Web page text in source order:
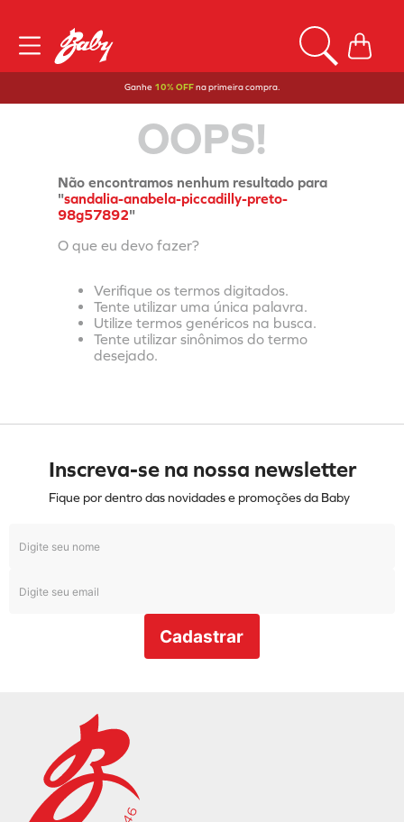
Ganhe 10% OFFna primeira compra.
OOPS!
Não encontramos nenhum resultado para
"sandalia-anabela-piccadilly-preto-
98g57892"
O que eu devo fazer?
Verifique os termos digitados.
Tente utilizar uma única palavra.
Utilize termos genéricos na busca.
Tente utilizar sinônimos do termo
desejado.
Inscreva-se na nossa newsletter
Fique por dentro das novidades e promoções da Baby
Cadastrar